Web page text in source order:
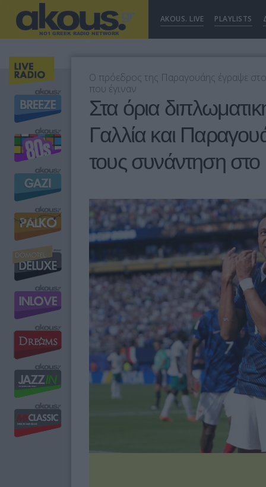
AKOUS. LIVE PLAYLISTS
Ο πρόεδρος της Παραγουάης έγραψε
που έγιναν
Στα όρια
Γαλλία και
τους συνάντηση στο